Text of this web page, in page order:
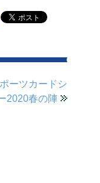
ーツカードシ
2020春の陣